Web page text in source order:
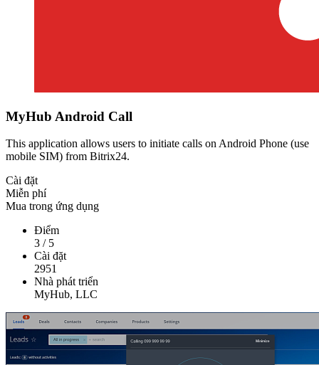
MyHub Android Call
This application allows users to initiate calls on Android Phone (use
mobile SIM) from Bitrix24.
Cài đặt
Miễn phí
Mua trong ứng dụng
Điểm
3 / 5
Cài đặt
2951
Nhà phát triển
MyHub, LLC